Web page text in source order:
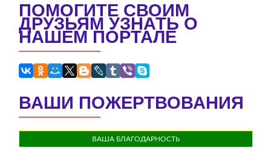
ПОМОГИТЕ СВОИМ
ДРУЗЬЯМ УЗНАТЬ О
НАШЕМ ПОРТАЛЕ
ВАШИ ПОЖЕРТВОВАНИЯ
ВАША БЛАГОДАРНОСТЬ